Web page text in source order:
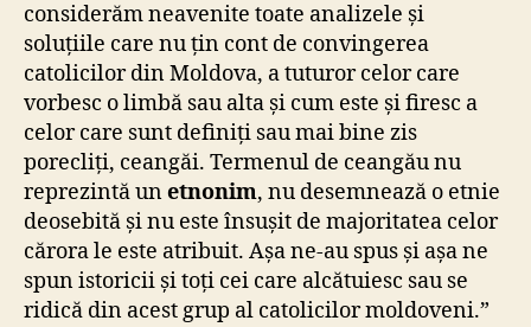
considerăm neavenite toate analizele și
soluțiile care nu țin cont de convingerea
catolicilor din Moldova, a tuturor celor care
vorbesc o limbă sau alta și cum este și firesc a
celor care sunt definiți sau mai bine zis
porecliți, ceangăi. Termenul de ceangău nu
reprezintă unetnonim, nu desemnează o etnie
deosebită și nu este însușit de majoritatea celor
cărora le este atribuit. Așa ne-au spus și așa ne
spun istoricii și toți cei care alcătuiesc sau se
ridică din acest grup al catolicilor moldoveni.”